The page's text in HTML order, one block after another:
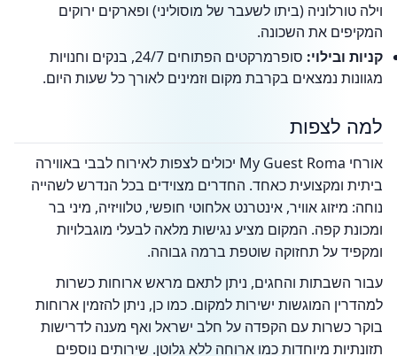
וילה טורלוניה (ביתו לשעבר של מוסוליני) ופארקים ירוקים
המקיפים את השכונה.
קניות ובילוי:
סופרמרקטים הפתוחים 24/7, בנקים וחנויות
מגוונות נמצאים בקרבת מקום וזמינים לאורך כל שעות היום.
למה לצפות
אורחי My Guest Roma יכולים לצפות לאירוח לבבי באווירה
ביתית ומקצועית כאחד. החדרים מצוידים בכל הנדרש לשהייה
נוחה: מיזוג אוויר, אינטרנט אלחוטי חופשי, טלוויזיה, מיני בר
ומכונת קפה. המקום מציע נגישות מלאה לבעלי מוגבלויות
ומקפיד על תחזוקה שוטפת ברמה גבוהה.
עבור השבתות והחגים, ניתן לתאם מראש ארוחות כשרות
למהדרין המוגשות ישירות למקום. כמו כן, ניתן להזמין ארוחות
בוקר כשרות עם הקפדה על חלב ישראל ואף מענה לדרישות
תזונתיות מיוחדות כמו ארוחה ללא גלוטן. שירותים נוספים